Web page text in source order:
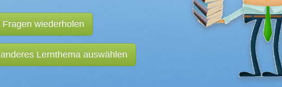
Fragen wiederholen
Lernthema auswählen